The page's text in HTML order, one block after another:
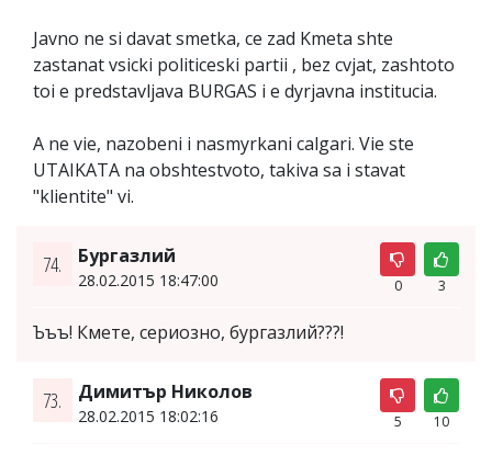
Javno ne si davat smetka, ce zad Kmeta shte
zastanat vsicki politiceski partii , bez cvjat, zashtoto
toi e predstavljava BURGAS i e dyrjavna institucia.
A ne vie, nazobeni i nasmyrkani calgari. Vie ste
UTAIKATA na obshtestvoto, takiva sa i stavat
"klientite" vi.
74. Бургазлий
28.02.2015 18:47:00 0 3
Ъъъ! Кмете, сериозно, бургазлий???!
73. Димитър Николов
28.02.2015 18:02:16 5 10